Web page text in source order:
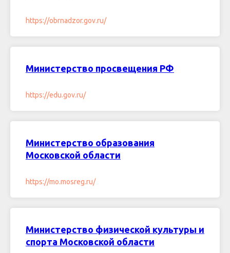
https://obrnadzor.gov.ru/
Министерство просвещения РФ
https://edu.gov.ru/
Министерство образования
Московской области
https://mo.mosreg.ru/
Министерство физической культуры и
спорта Московской области